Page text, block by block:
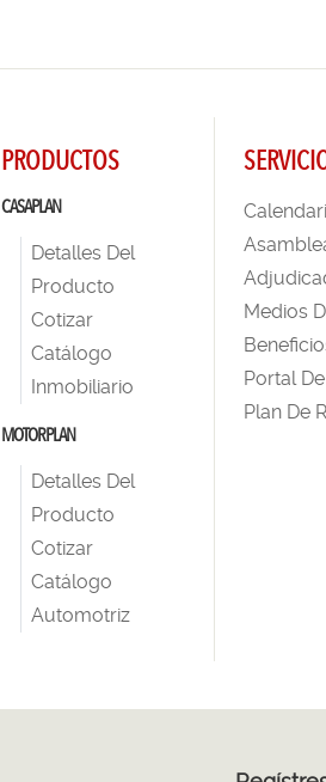
PRODUCTOS
CASAPLAN
Detalles Del
Producto
Cotizar
Catálogo
Inmobiliario
MOTORPLAN
Detalles Del
Producto
Cotizar
Catálogo
Automotriz
Medios
Portal
Plan De